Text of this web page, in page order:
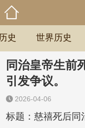
史 世界历史
同治皇帝生前
引发争议。
2026-04-06
标题：慈禧死后同